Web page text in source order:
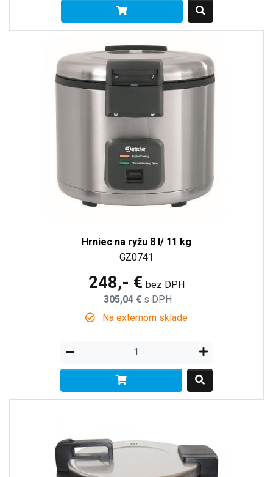
Hrniec na ryžu 8 l/ 11 kg
GZ0741
248,- € bez DPH
305,04 € s DPH
Na externom sklade